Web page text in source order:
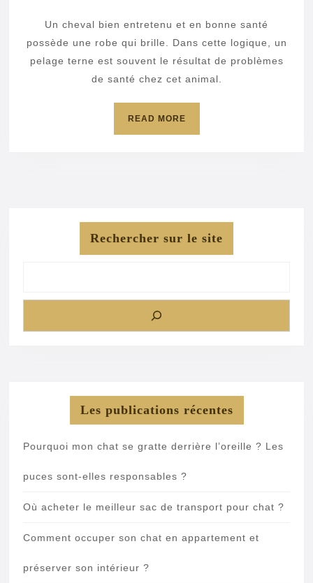
robe
du
cheval
?
Un cheval bien entretenu et en bonne santé
possède une robe qui brille. Dans cette logique, un
pelage terne est souvent le résultat de problèmes
de santé chez cet animal.
READ MOREREAD
Rechercher sur le site
Les publications récentes
Pourquoi mon chat se gratte derrière l’oreille ? Les
puces sont-elles responsables ?
Où acheter le meilleur sac de transport pour chat ?
Comment occuper son chat en appartement et
préserver son intérieur ?